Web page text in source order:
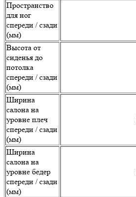
Пространство
для ног
спереди / сзади
(мм)
Высота от
сиденья до
потолка
спереди / сзади
(мм)
Ширина
салона на
уровне плеч
спереди / сзади
(мм)
Ширина
салона на
уровне бедер
спереди / сзади
(мм)